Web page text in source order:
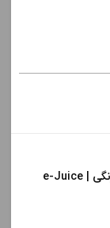
های محصول را
ایجوس بی ال وی کی توت فرنگی | e-Juice